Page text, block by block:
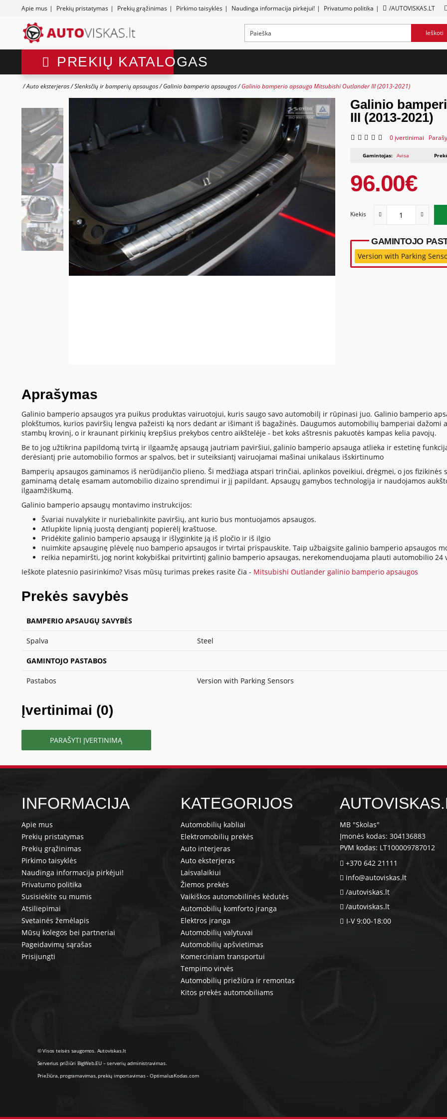
Apie mus | Prekių pristatymas | Prekių grąžinimas | Pirkimo taisyklės | Naudinga informacija pirkėjui! | Privatumo politika | /AUTOVISKAS.LT
Ieškoti
PREKIŲ KATALOGAS
Auto eksterjeras Slenksčių ir bamperių apsaugos Galinio bamperio apsaugos Galinio bamperio apsauga Mitsubishi Outlander III (2013-2021)
Galinio
III (2013-2021)
0 įvertinimai
Gamintojas: Avisa
96.00€
Kiekis
GAMINTOJO
Version with Parking
Aprašymas
Galinio bamperio apsaugos yra puikus produktas vairuotojui, kuris saugo savo automobilį ir rūpinasi juo. Galinio bamperio
plokštumos, kurios paviršių lengva pažeisti ką nors dedant ar išimant iš bagažinės. Daugumos automobilių bamperiai
stambų krovinį, o ir kraunant pirkinių krepšius prekybos centro aikštelėje - bet koks aštresnis pakuotės kampas kelia pavojų.
Be to jog užtikrina papildomą tvirtą ir ilgaamžę apsaugą jautriam paviršiui, galinio bamperio apsauga atlieka ir estetinę
derėsiantį prie automobilio formos ar spalvos, bet ir suteiksiantį vairuojamai mašinai unikalaus išskirtinumo
Bamperių apsaugos gaminamos iš nerūdijančio plieno. Ši medžiaga atspari trinčiai, aplinkos poveikiui, drėgmei, o jos
gaminamą detalę esamam automobilio dizaino sprendimui ir jį papildant. Apsaugų gamybos technologija ir naudojamos
ilgaamžiškumą.
Galinio bamperio apsaugų montavimo instrukcijos:
Švariai nuvalykite ir nuriebalinkite paviršių, ant kurio bus montuojamos apsaugos.
Atlupkite lipnią juostą dengiantį popierėlį kraštuose.
Pridėkite galinio bamperio apsaugą ir išlyginkite ją iš pločio ir iš ilgio
nuimkite apsauginę plėvelę nuo bamperio apsaugos ir tvirtai prispauskite. Taip užbaigsite galinio bamperio apsaugos
reikia nepamiršti, jog norint kokybiškai pritvirtintį galinio bamperio apsaugas, nerekomenduojama plauti automobilio 24
Ieškote platesnio pasirinkimo? Visas mūsų turimas prekes rasite čia - Mitsubishi Outlander galinio bamperio apsaugos
Prekės savybės
BAMPERIO APSAUGŲ SAVYBĖS
Spalva Steel
GAMINTOJO PASTABOS
Pastabos Version with Parking Sensors
Įvertinimai (0)
PARAŠYTI ĮVERTINIMĄ
INFORMACIJA
Apie mus
Prekių pristatymas
Prekių grąžinimas
Pirkimo taisyklės
Naudinga informacija pirkėjui!
Privatumo politika
Susisiekite su mumis
Atsiliepimai
Svetainės žemėlapis
Mūsų kolegos bei partneriai
Pageidavimų sąrašas
Prisijungti
KATEGORIJOS
Automobilių kabliai
Elektromobilių prekės
Auto interjeras
Auto eksterjeras
Laisvalaikiui
Žiemos prekės
Vaikiškos automobilinės kėdutės
Automobilių komforto įranga
Elektros įranga
Automobilių valytuvai
Automobilių apšvietimas
Komerciniam transportui
Tempimo virvės
Automobilių priežiūra ir remontas
Kitos prekės automobiliams
MB "Skolas"
Įmonės kodas: 304136883
PVM kodas: LT100009787012
+370 642 21111
info@autoviskas.lt
/autoviskas.lt
/autoviskas.lt
I-V 9:00-18:00
© Visos teisės saugomos. Autoviskas.lt
Serverius prižiūri BigWeb.EU–serverių administravimas.
Priežiūra, programavimas,prekių importavimas- OptimalusKodas.com